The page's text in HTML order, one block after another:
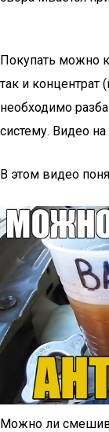
Покупать можно
так и
необходимо
систему. Видео
В этом видео
Можно ли